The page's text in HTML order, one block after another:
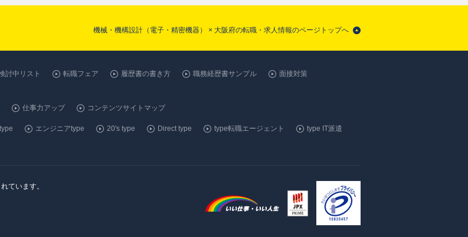
機械・機構設計（電子・精密機器） × 大阪府の転職・求人情報のページトップへ
討中リスト 転職フェア 履歴書の書き方 職務経歴書サンプル
面接対策
仕事力アップ コンテンツサイトマップ
エンジニアtype 20's type Direct type type転職エージェント
type IT派遣
ています。